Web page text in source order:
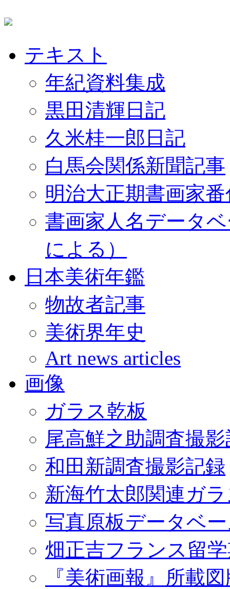
テキスト
年紀資料集成
黒田清輝日記
久米桂一郎日記
白馬会関係新聞記事
明治大正期書画家
書画家人名データ
による）
日本美術年鑑
物故者記事
美術界年史
Art news articles
画像
ガラス乾板
尾高鮮之助調査撮
和田新調査撮影記録
新海竹太郎関連ガ
写真原板データベ
畑正吉フランス留
『美術画報』所載